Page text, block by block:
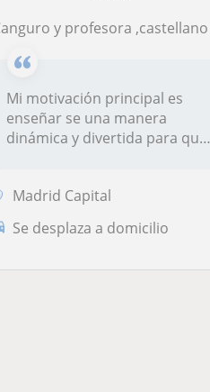
Canguro y profesora ,castellano y inglés
Mi motivación principal es
enseñar se una manera
dinámica y divertida para que
Madrid Capital
Se desplaza a domicilio